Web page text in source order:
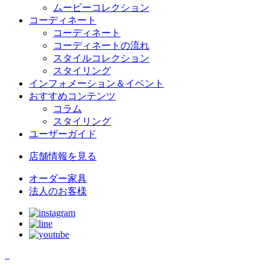
ムービーコレクション
コーディネート
コーディネート
コーディネートの流れ
スタイルコレクション
スタイリング
インフォメーション＆イベント
おすすめコンテンツ
コラム
スタイリング
ユーザーガイド
店舗情報 を見る
オーダー家具
法人のお客様